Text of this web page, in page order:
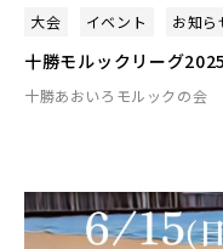
大会
イベント お知ら
十勝モルックリーグ
十勝あおいろモルックの会